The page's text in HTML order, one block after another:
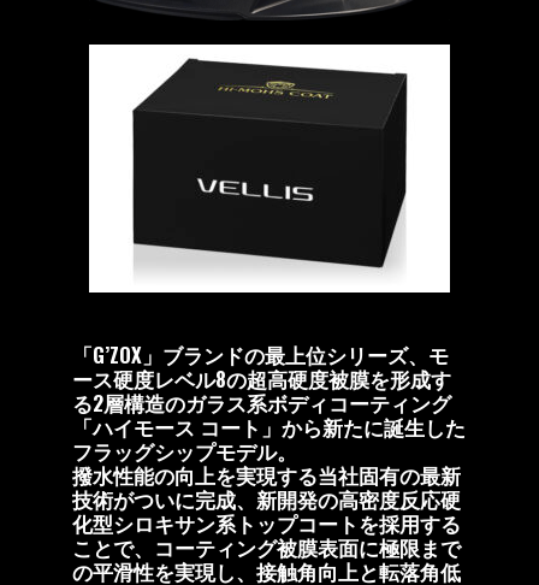
「G’ZOX」ブランドの最上位シリーズ、モ
ース硬度レベル8の超高硬度被膜を形成す
る2層構造のガラス系ボディコーティング
「ハイモース コート」から新たに誕生した
フラッグシップモデル。
撥水性能の向上を実現する当社固有の最新
技術がついに完成、新開発の高密度反応硬
化型シロキサン系トップコートを採用する
ことで、コーティング被膜表面に極限まで
の平滑性を実現し、接触角向上と転落角低